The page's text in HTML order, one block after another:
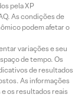
pela XP
As condições de
podem afetar o
variações e seu
de tempo. Os
de resultados
As informações
os resultados reais